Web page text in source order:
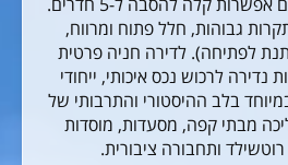
תקרות גבוהות, חלל פתוח ומרווח,
לפתיחה). לדירה חניה פרטית
נדירה לרכוש נכס איכותי, ייחודי
בלב ההיסטורי והתרבותי של
מבתי קפה, מסעדות, מוסדות
ותחבורה ציבורית.